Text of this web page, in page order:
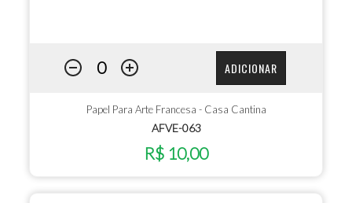
ADICIONAR
Papel Para Arte Francesa - Casa Cantina
AFVE-063
R$ 10,00